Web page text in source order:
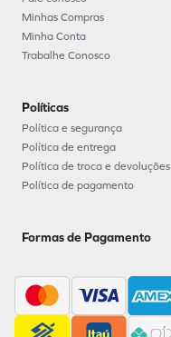
Minhas Compras
Minha Conta
Trabalhe Conosco
Políticas
Política e segurança
Política de entrega
Política de troca e devoluções
Política de pagamento
Formas de Pagamento